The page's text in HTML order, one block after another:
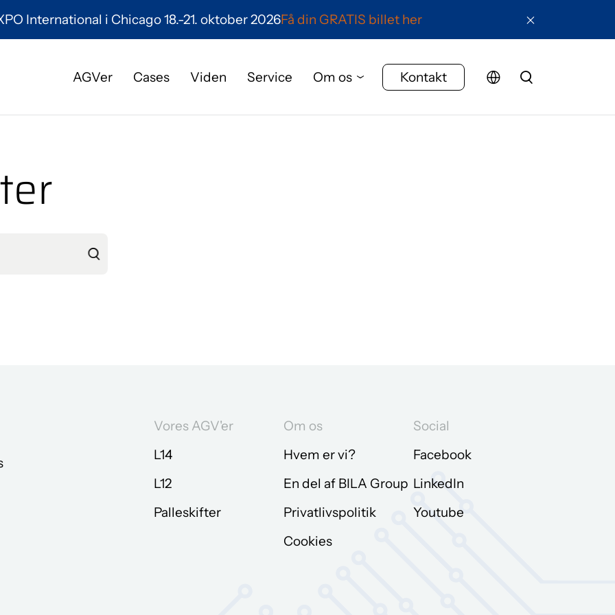
International i Chicago 18.-21. oktober 2026Få din GRATIS billet her
AGVer Cases Viden Service Om os Kontakt
Vores AGV'er
L14
L12
Palleskifter
Om os
Hvem er vi?
En del af BILA Group
Privatlivspolitik
Cookies
Social
Facebook
LinkedIn
Youtube